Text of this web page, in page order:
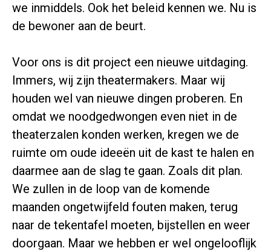
we inmiddels. Ook het beleid kennen we. Nu is
de bewoner aan de beurt.
Voor ons is dit project een nieuwe uitdaging.
Immers, wij zijn theatermakers. Maar wij
houden wel van nieuwe dingen proberen. En
omdat we noodgedwongen even niet in de
theaterzalen konden werken, kregen we de
ruimte om oude ideeën uit de kast te halen en
daarmee aan de slag te gaan. Zoals dit plan.
We zullen in de loop van de komende
maanden ongetwijfeld fouten maken, terug
naar de tekentafel moeten, bijstellen en weer
doorgaan. Maar we hebben er wel ongelooflijk